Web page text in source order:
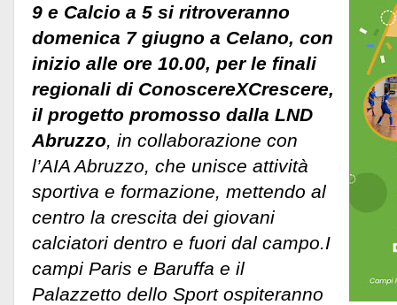
9 e Calcio a 5 si ritroveranno
domenica 7 giugno a Celano, con
inizio alle ore 10.00, per le finali
regionali di ConoscereXCrescere,
il progetto promosso dalla LND
Abruzzo , in collaborazione con
l’AIA Abruzzo, che unisce attività
sportiva e formazione, mettendo al
centro la crescita dei giovani
calciatori dentro e fuori dal campo.I
campi Paris e Baruffa e il
Palazzetto dello Sport ospiteranno